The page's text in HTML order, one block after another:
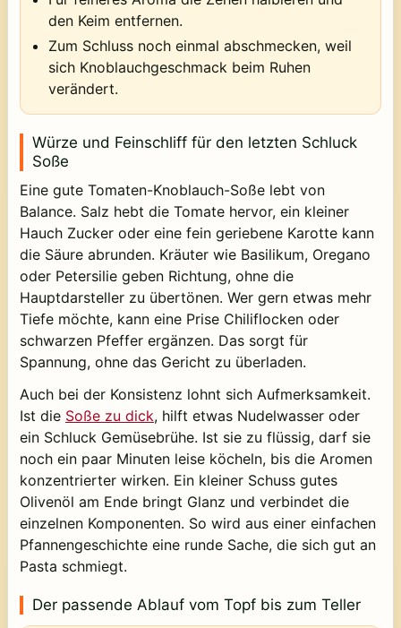
den Keim entfernen.
Zum Schluss noch einmal abschmecken, weil
sich Knoblauchgeschmack beim Ruhen
verändert.
Würze und Feinschliff für den letzten Schluck
Soße
Eine gute Tomaten-Knoblauch-Soße lebt von
Balance. Salz hebt die Tomate hervor, ein kleiner
Hauch Zucker oder eine fein geriebene Karotte kann
die Säure abrunden. Kräuter wie Basilikum, Oregano
oder Petersilie geben Richtung, ohne die
Hauptdarsteller zu übertönen. Wer gern etwas mehr
Tiefe möchte, kann eine Prise Chiliflocken oder
schwarzen Pfeffer ergänzen. Das sorgt für
Spannung, ohne das Gericht zu überladen.
Auch bei der Konsistenz lohnt sich Aufmerksamkeit.
Ist die Soße zu dick, hilft etwas Nudelwasser oder
ein Schluck Gemüsebrühe. Ist sie zu flüssig, darf sie
noch ein paar Minuten leise köcheln, bis die Aromen
konzentrierter wirken. Ein kleiner Schuss gutes
Olivenöl am Ende bringt Glanz und verbindet die
einzelnen Komponenten. So wird aus einer einfachen
Pfannengeschichte eine runde Sache, die sich gut an
Pasta schmiegt.
Der passende Ablauf vom Topf bis zum Teller